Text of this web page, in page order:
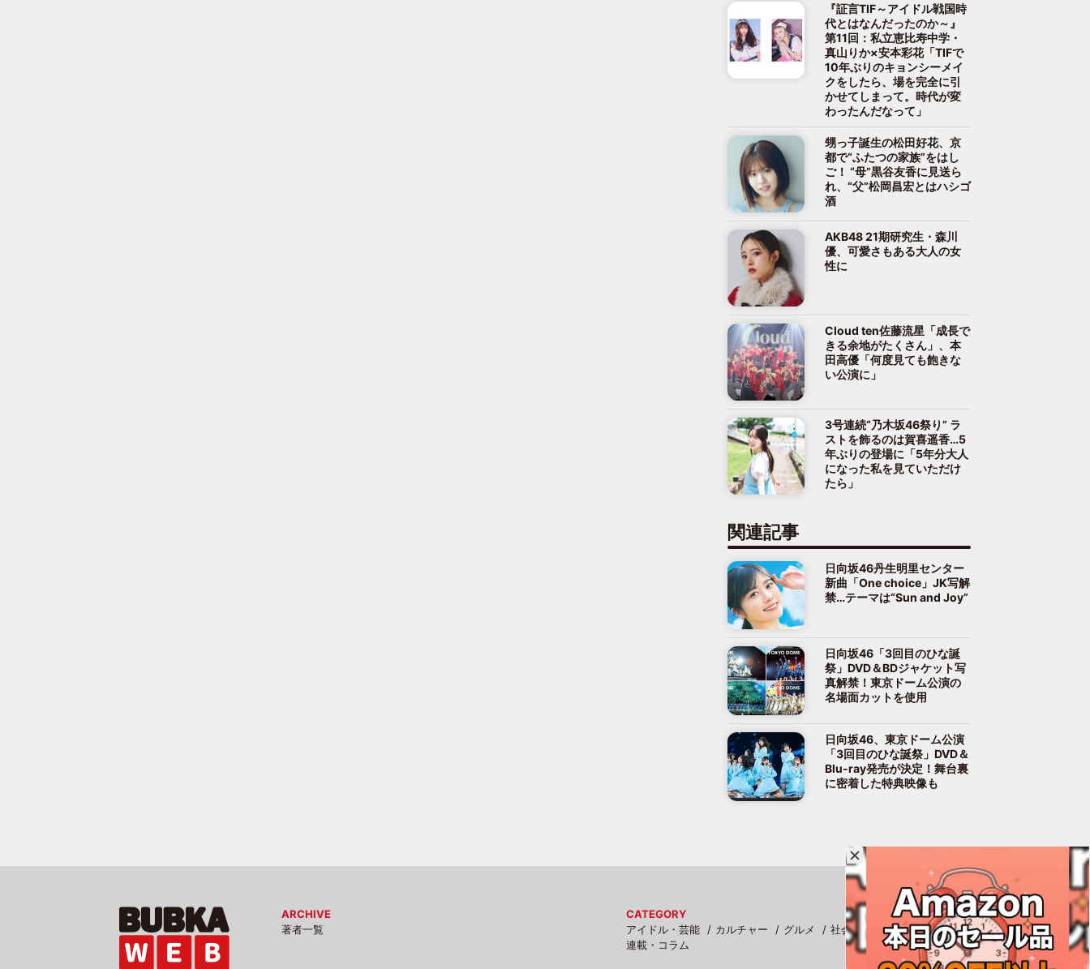
『証言TIF～アイドル戦国時
代とはなんだったのか～』
第11回：私立恵比寿中学・
真山りか×安本彩花「TIFで
10年ぶりのキョンシーメイ
クをしたら、場を完全に引
かせてしまって。時代が変
わったんだなって」
甥っ子誕生の松田好花、京
都で“ふたつの家族”をはし
ご！ “母”黒谷友香に見送ら
れ、“父”松岡昌宏とはハシゴ
酒
AKB48 21期研究生・森川
優、可愛さもある大人の女
性に
Cloud ten佐藤流星「成長で
きる余地がたくさん」、本
田高優「何度見ても飽きな
い公演に」
3号連続“乃木坂46祭り” ラ
ストを飾るのは賀喜遥香…5
年ぶりの登場に「5年分大人
になった私を見ていただけ
たら」
関連記事
日向坂46丹生明里センター
新曲「One choice」JK写解
禁…テーマは“Sun and Joy”
日向坂46「3回目のひな誕
祭」DVD＆BDジャケット写
真解禁！東京ドーム公演の
名場面カットを使用
日向坂46、東京ドーム公演
「3回目のひな誕祭」DVD＆
Blu-ray発売が決定！舞台裏
に密着した特典映像も
ARCHIVE
著者一覧
CATEGORY
アイドル・芸能
カルチャー グルメ 社会
スポーツ
連載・コラム